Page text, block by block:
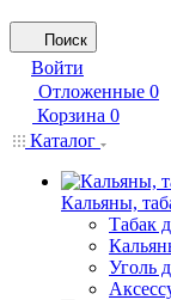
Поиск
Войти
Отложенные 0
Корзина 0
Каталог
Кальяны,
Табак
Уголь